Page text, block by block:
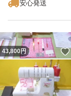
安心発送
43,800円